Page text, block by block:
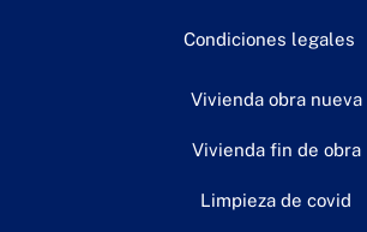
Condiciones legales
Vivienda obra nueva
Vivienda fin de obra
Limpieza de covid